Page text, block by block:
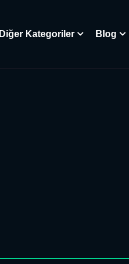
Diğer Kategoriler Blog